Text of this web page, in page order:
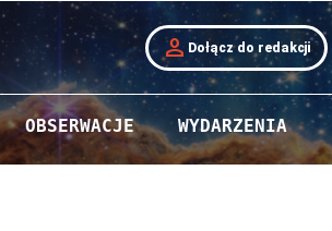
person Dołącz do redakcji
OBSERWACJE WYDARZENIA